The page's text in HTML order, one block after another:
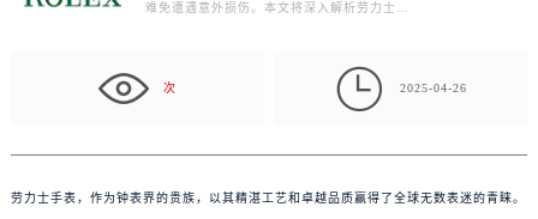
难免遭遇意外损伤。本文将深入解析劳力士…
次  2025-04-26
劳力士手表，作为钟表界的贵族，以其精湛工艺和卓越品质赢得了全球无数表迷的青睐。